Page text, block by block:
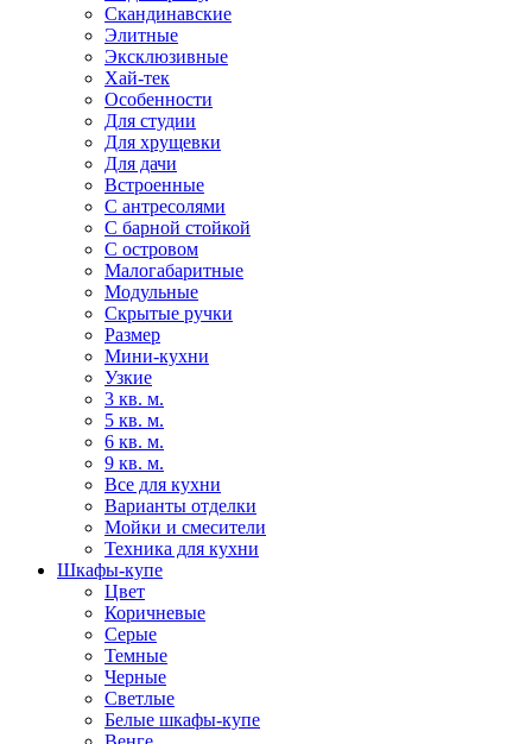
Скандинавские
Элитные
Эксклюзивные
Хай-тек
Особенности
Для студии
Для хрущевки
Для дачи
Встроенные
С антресолями
С барной стойкой
С островом
Малогабаритные
Модульные
Скрытые ручки
Размер
Мини-кухни
Узкие
3 кв. м.
5 кв. м.
6 кв. м.
9 кв. м.
Все для кухни
Варианты отделки
Мойки и смесители
Техника для кухни
Шкафы-купе
Цвет
Коричневые
Серые
Темные
Черные
Светлые
Белые шкафы-купе